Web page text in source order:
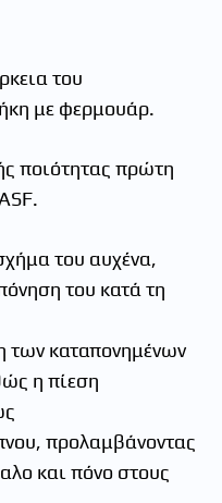
του
με φερμουάρ.
ποιότητας πρώτη
του αυχένα,
του κατά τη
καταπονημένων
η πίεση
προλαμβάνοντας
και πόνο στους